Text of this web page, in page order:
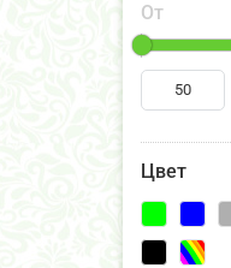
От
Цвет